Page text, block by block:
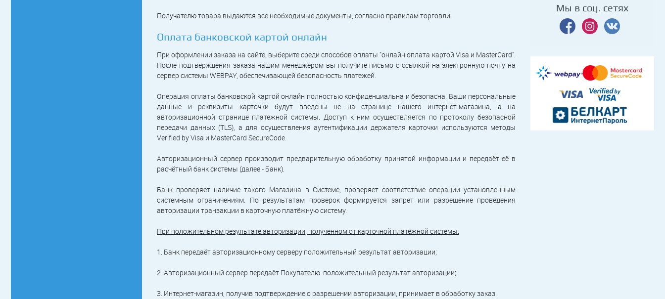
Мы в соц. сетях
Получателю товара выдаются все необходимые документы, согласно правилам торговли.
Оплата банковской картой онлайн
При оформлении заказа на сайте, выберите среди способов оплаты "онлайн оплата картой Visa и MasterCard".
После подтверждения заказа нашим менеджером вы получите письмо с ссылкой на электронную почту на
сервер системы WEBPAY, обеспечивающей безопасность платежей.
Операция оплаты банковской картой онлайн полностью конфиденциальна и безопасна. Ваши персональные
данные и реквизиты карточки будут введены не на странице нашего интернет-магазина, а на
авторизационной странице платежной системы. Доступ к ним осуществляется по протоколу безопасной
передачи данных (TLS), а для осуществления аутентификации держателя карточки используются методы
Verified by Visa и MasterCard SecureCode.
Авторизационный сервер производит предварительную обработку принятой информации и передаёт её в
расчётный банк системы (далее - Банк).
Банк проверяет наличие такого Магазина в Системе, проверяет соответствие операции установленным
системным ограничениям. По результатам проверок формируется запрет или разрешение проведения
авторизации транзакции в карточную платёжную систему.
При положительном результате авторизации, полученном от карточной платёжной системы:
1. Банк передаёт авторизационному серверу положительный результат авторизации;
2. Авторизационный сервер передаёт Покупателю положительный результат авторизации;
3. Интернет-магазин, получив подтверждение о разрешении авторизации, принимает в обработку заказ.